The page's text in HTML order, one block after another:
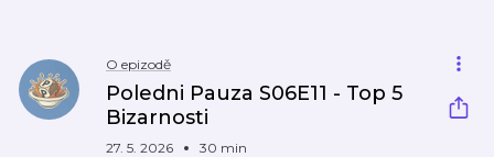
O epizodě
Poledni Pauza S06E11 - Top 5
Bizarnosti
27. 5. 2026 30 min